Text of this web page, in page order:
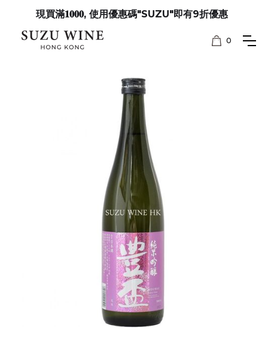
現買滿𝟏𝟎𝟎𝟎, 使用優惠碼"SUZU"即有9折優惠
0